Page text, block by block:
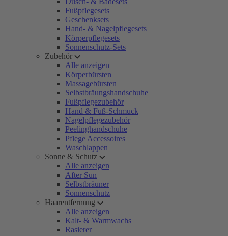
Fußpflegesets
Geschenksets
Hand- & Nagelpflegesets
Körperpflegesets
Sonnenschutz-Sets
Zubehör
Alle anzeigen
Körperbürsten
Massagebürsten
Selbstbräungshandschuhe
Fußpflegezubehör
Hand & Fuß-Schmuck
Nagelpflegezubehör
Peelinghandschuhe
Pflege Accessoires
Waschlappen
Sonne & Schutz
Alle anzeigen
After Sun
Selbstbräuner
Sonnenschutz
Haarentfernung
Alle anzeigen
Kalt- & Warmwachs
Rasierer